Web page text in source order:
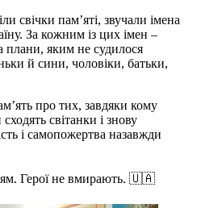
свічки пам’яті, звучали імена
За кожним із цих імен –
плани, яким не судилося
й сини, чоловіки, батьки,
про тих, завдяки кому
світанки і знову
і самопожертва назавжди
Герої не вмирають. 🇺🇦